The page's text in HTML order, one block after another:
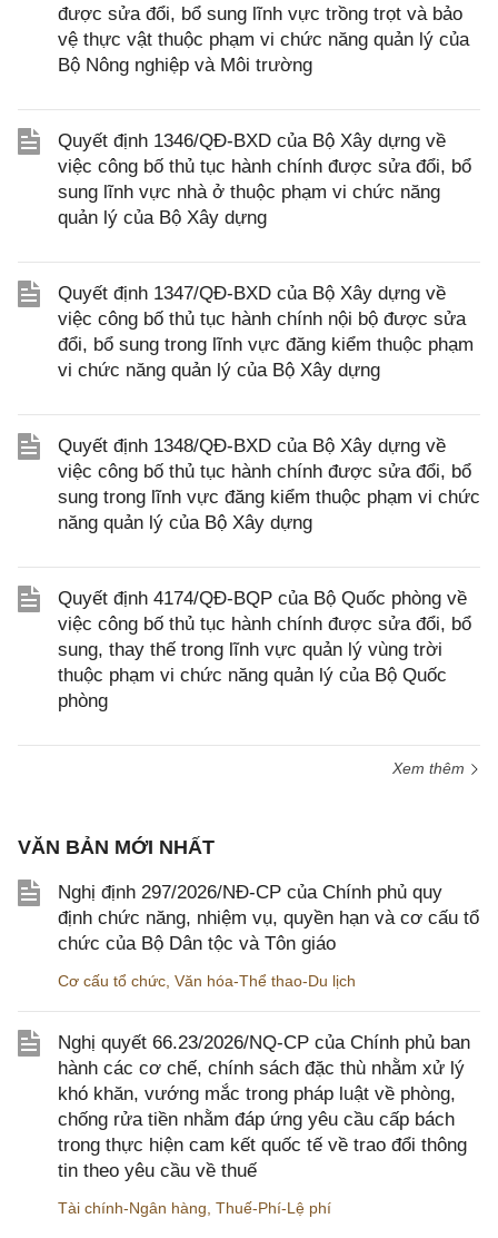
được sửa đổi, bổ sung lĩnh vực trồng trọt và bảo
vệ thực vật thuộc phạm vi chức năng quản lý của
Bộ Nông nghiệp và Môi trường
Quyết định 1346/QĐ-BXD của Bộ Xây dựng về
việc công bố thủ tục hành chính được sửa đổi, bổ
sung lĩnh vực nhà ở thuộc phạm vi chức năng
quản lý của Bộ Xây dựng
Quyết định 1347/QĐ-BXD của Bộ Xây dựng về
việc công bố thủ tục hành chính nội bộ được sửa
đổi, bổ sung trong lĩnh vực đăng kiểm thuộc phạm
vi chức năng quản lý của Bộ Xây dựng
Quyết định 1348/QĐ-BXD của Bộ Xây dựng về
việc công bố thủ tục hành chính được sửa đổi, bổ
sung trong lĩnh vực đăng kiểm thuộc phạm vi chức
năng quản lý của Bộ Xây dựng
Quyết định 4174/QĐ-BQP của Bộ Quốc phòng về
việc công bố thủ tục hành chính được sửa đổi, bổ
sung, thay thế trong lĩnh vực quản lý vùng trời
thuộc phạm vi chức năng quản lý của Bộ Quốc
phòng
Xem thêm
VĂN BẢN MỚI NHẤT
Nghị định 297/2026/NĐ-CP của Chính phủ quy
định chức năng, nhiệm vụ, quyền hạn và cơ cấu tổ
chức của Bộ Dân tộc và Tôn giáo
Cơ cấu tổ chức Văn hóa-Thể thao-Du lịch
Nghị quyết 66.23/2026/NQ-CP của Chính phủ ban
hành các cơ chế, chính sách đặc thù nhằm xử lý
khó khăn, vướng mắc trong pháp luật về phòng,
chống rửa tiền nhằm đáp ứng yêu cầu cấp bách
trong thực hiện cam kết quốc tế về trao đổi thông
tin theo yêu cầu về thuế
Tài chính-Ngân hàng Thuế-Phí-Lệ phí